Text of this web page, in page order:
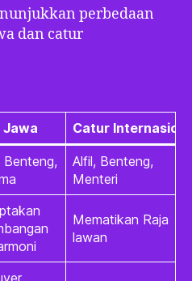
perbedaan
dan catur
Catur
Benteng,
Alfil, Benteng,
Menteri
Mematikan Raja
lawan